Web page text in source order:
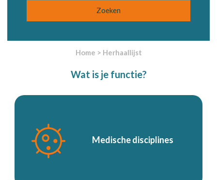
Home > Herhaallijst
Wat is je functie?
Medische disciplines